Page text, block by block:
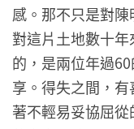
感。那不只是對
對這片土地數十
的，是兩位年過
享。得失之間，
著不輕易妥協屈